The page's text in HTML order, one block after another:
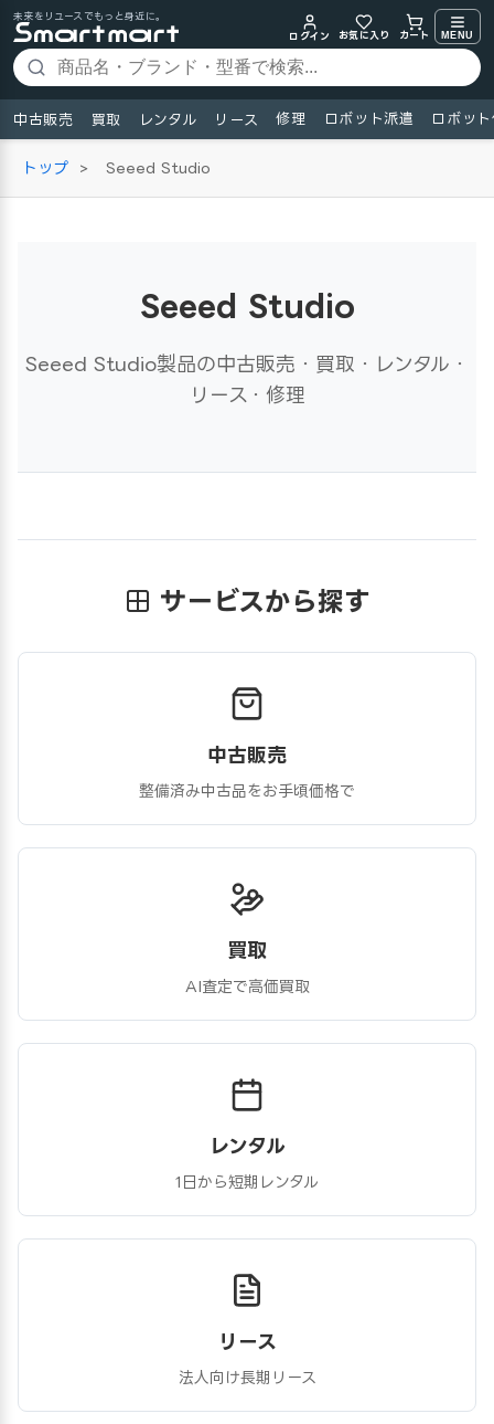
未来をリユースでもっと身近に。
ログイン
お気に入り カート MENU
中古販売 買取 レンタル リース 修理 ロボット派遣 ロボッ
トップ > Seeed Studio
Seeed Studio
Seeed Studio製品の中古販売・買取・レンタル・
リース・修理
サービスから探す
中古販売
整備済み中古品をお手頃価格で
買取
AI査定で高価買取
レンタル
1日から短期レンタル
リース
法人向け長期リース